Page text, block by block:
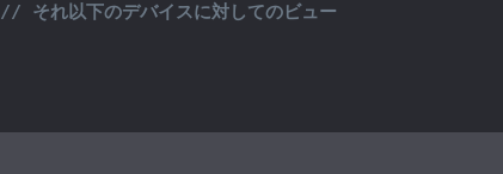
// それ以下のデバイスに対してのビュー